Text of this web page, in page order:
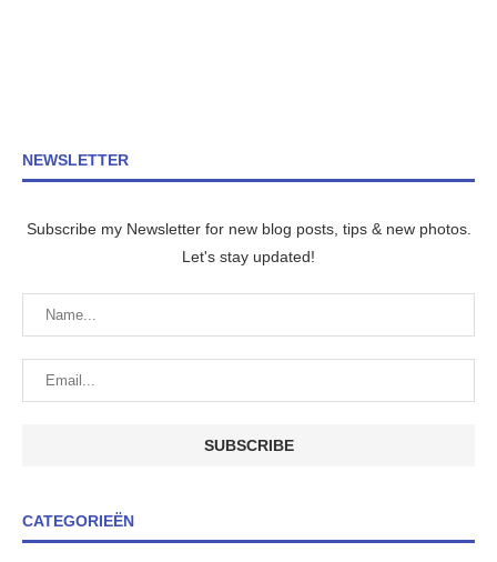
NEWSLETTER
Subscribe my Newsletter for new blog posts, tips & new photos.
Let's stay updated!
CATEGORIEËN